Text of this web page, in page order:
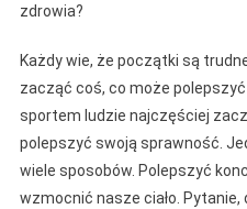
zdrowia?
Każdy wie, że początki są
zacząć coś, co może
sportem ludzie najczęściej
polepszyć swoją sprawność.
wiele sposobów. Polepszyć
wzmocnić nasze ciało.